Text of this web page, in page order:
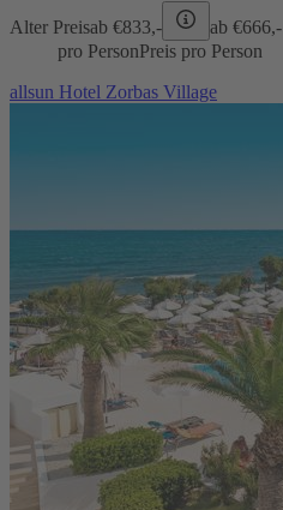
Alter Preisab €833,- ab €666,-
pro PersonPreis pro Person
allsun Hotel Zorbas Village